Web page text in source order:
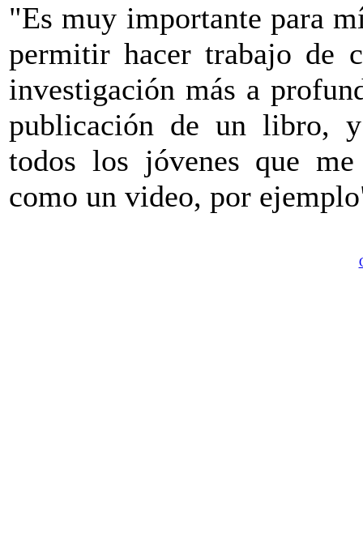
"Es muy importante para
permitir hacer trabajo de
investigación más a
publicación de un libro,
todos los jóvenes que
como un video, por